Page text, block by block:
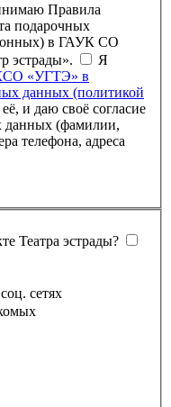
Правила
подарочных
эстрады».
Я
«УГТЭ» в
данных (политикой
данных (фамилии,
телефона, адреса
Театра эстрады?
сетях